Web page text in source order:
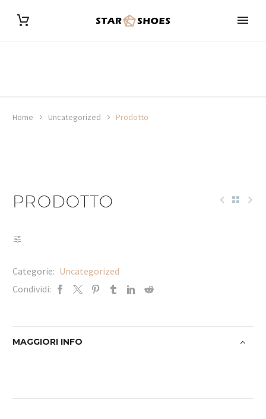
Home Uncategorized Prodotto
PRODOTTO
Categorie: Uncategorized
Condividi:
MAGGIORI INFO